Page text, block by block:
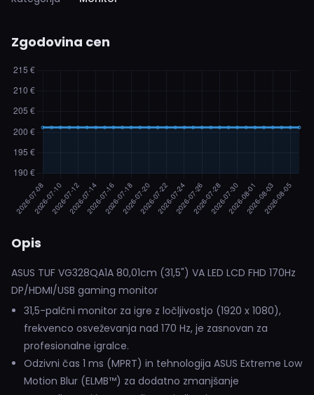
Zgodovina cen
Opis
ASUS TUF VG328QA1A 80,01cm (31,5") VA LED LCD FHD 170Hz
DP/HDMI/USB gaming monitor
31,5-palčni monitor za igre z ločljivostjo (1920 x 1080),
frekvenco osveževanja nad 170 Hz, je zasnovan za
profesionalne igralce.
Odzivni čas 1 ms (MPRT) in tehnologija ASUS Extreme Low
Motion Blur (ELMB™) za dodatno zmanjšanje